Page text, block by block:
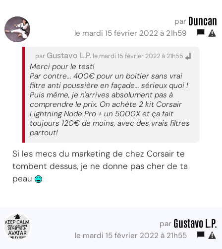
par Duncan
le mardi 15 février 2022 à 21h59
par Gustavo L.P. le mardi 15 février 2022 à 21h55
Merci pour le test!
Par contre... 400€ pour un boitier sans vrai
filtre anti poussière en façade... sérieux quoi !
Puis même, je n'arrives absolument pas à
comprendre le prix. On achète 2 kit Corsair
Lightning Node Pro + un 5000X et ça fait
toujours 120€ de moins, avec des vrais filtres
partout!
Si les mecs du marketing de chez Corsair te
tombent dessus, je ne donne pas cher de ta
peau
par Gustavo L.P.
le mardi 15 février 2022 à 21h55